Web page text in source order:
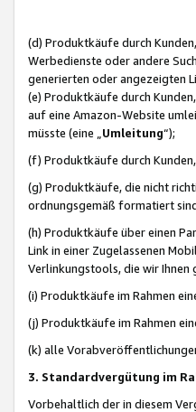
(d) Produktkäufe durch
Werbedienste oder andere
generierten oder angezeigten
(e) Produktkäufe durch
auf eine Amazon-Website
müsste (eine „ Umleitung“);
(f) Produktkäufe durch
(g) Produktkäufe, die nicht
ordnungsgemäß formatiert
(h) Produktkäufe über einen
Link in einer Zugelassenen
Verlinkungstools, die wir
(i) Produktkäufe im Rahmen
(j) Produktkäufe im Rahmen
(k) alle
3. Standardvergütung im
Vorbehaltlich der in diesem